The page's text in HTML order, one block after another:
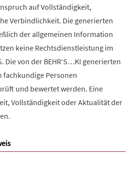
auf Vollständigkeit,
Verbindlichkeit. Die generierten
der allgemeinen Information
keine Rechtsdienstleistung im
Die von der BEHR‘S…KI generierten
Personen
und bewertet werden. Eine
Vollständigkeit oder Aktualität der